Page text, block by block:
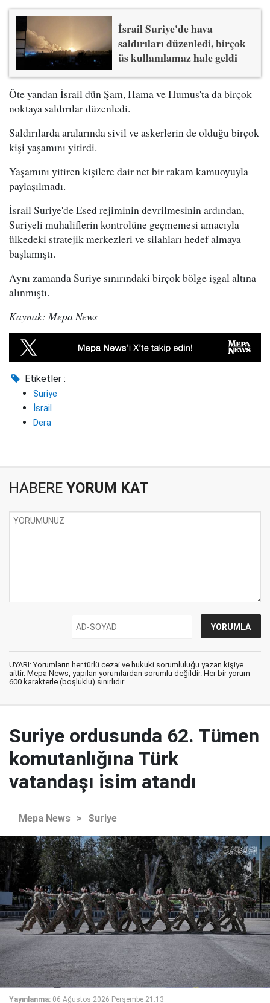
İsrail Suriye'de hava
saldırıları düzenledi, birçok
üs kullanılamaz hale geldi
Öte yandan İsrail dün Şam, Hama ve Humus'ta da birçok
noktaya saldırılar düzenledi.
Saldırılarda aralarında sivil ve askerlerin de olduğu birçok
kişi yaşamını yitirdi.
Yaşamını yitiren kişilere dair net bir rakam kamuoyuyla
paylaşılmadı.
İsrail Suriye'de Esed rejiminin devrilmesinin ardından,
Suriyeli muhaliflerin kontrolüne geçmemesi amacıyla
ülkedeki stratejik merkezleri ve silahları hedef almaya
başlamıştı.
Aynı zamanda Suriye sınırındaki birçok bölge işgal altına
alınmıştı.
Kaynak: Mepa News
Etiketler :
Suriye
İsrail
Dera
HABERE YORUM KAT
UYARI: Yorumların her türlü cezai ve hukuki sorumluluğu yazan kişiye
aittir. Mepa News, yapılan yorumlardan sorumlu değildir. Her bir yorum
600 karakterle (boşluklu) sınırlıdır.
Suriye ordusunda 62. Tümen
komutanlığına Türk
vatandaşı isim atandı
Mepa News > Suriye
Yayınlanma: 06 Ağustos 2026 Perşembe 21:13